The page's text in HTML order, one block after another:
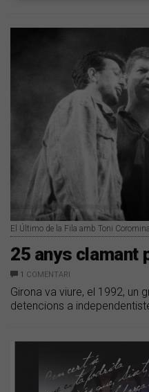
El Último de la Fila amb Toni
25 anys clamant
1 COMENTARI
Girona va viure, el 1992, un
detencions a